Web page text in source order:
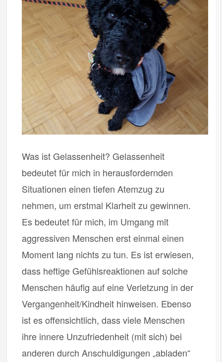
Was ist Gelassenheit? Gelassenheit
bedeutet für mich in herausfordernden
Situationen einen tiefen Atemzug zu
nehmen, um erstmal Klarheit zu gewinnen.
Es bedeutet für mich, im Umgang mit
aggressiven Menschen erst einmal einen
Moment lang nichts zu tun. Es ist erwiesen,
dass heftige Gefühlsreaktionen auf solche
Menschen häufig auf eine Verletzung in der
Vergangenheit/Kindheit hinweisen. Ebenso
ist es offensichtlich, dass viele Menschen
ihre innere Unzufriedenheit (mit sich) bei
anderen durch Anschuldigungen „abladen“